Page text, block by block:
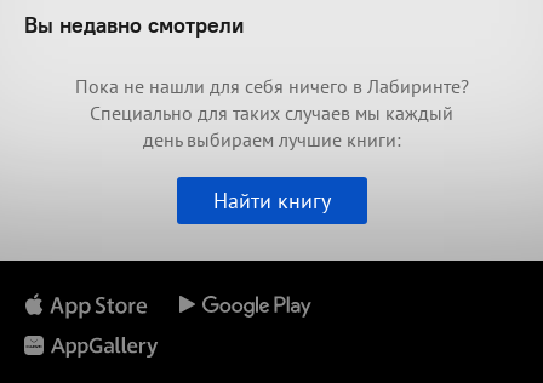
Вы недавно смотрели
Пока не нашли для себя ничего в Лабиринте?
Специально для таких случаев мы каждый
день выбираем лучшие книги:
Найти книгу